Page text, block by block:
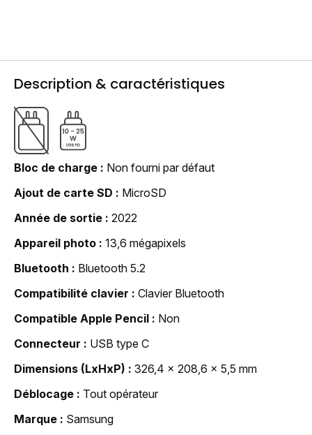
Description & caractéristiques
Bloc de charge
Non fourni par défaut
Ajout de carte SD
MicroSD
Année de sortie
2022
Appareil photo
13,6 mégapixels
Bluetooth
Bluetooth 5.2
Compatibilité clavier
Clavier Bluetooth
Compatible Apple Pencil
Non
Connecteur
USB type C
Dimensions (LxHxP)
326,4 x 208,6 x 5,5 mm
Déblocage
Tout opérateur
Marque
Samsung